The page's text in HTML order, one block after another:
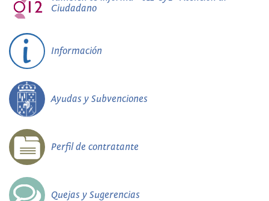
Ciudadano
Información
Ayudas y Subvenciones
Perfil de contratante
Quejas y Sugerencias